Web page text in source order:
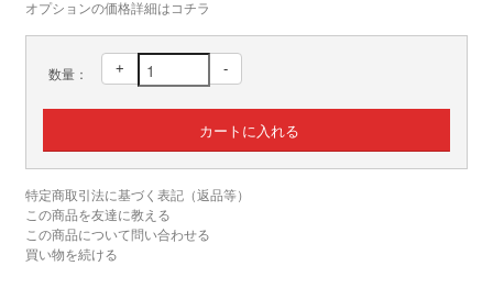
オプションの価格詳細はコチラ
数量： + -
特定商取引法に基づく表記（返品等）
この商品を友達に教える
この商品について問い合わせる
買い物を続ける